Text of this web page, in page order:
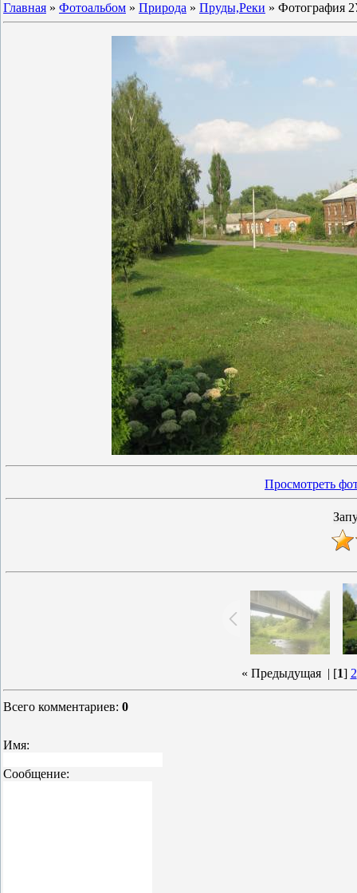
Главная » Фотоальбом » Природа » Пруды,Реки » Фотография
Просмотреть
« Предыдущая| [1] 2
Всего комментариев: 0
Имя:
Сообщение: